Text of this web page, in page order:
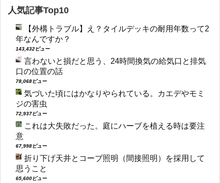
人気記事Top10
【外構トラブル】え？タイルデッキの耐用年数って2
年なんですか？
143,432ビュー
言わないと損だと思う、24時間換気の給気口と排気
口の位置の話
78,068ビュー
気づいた頃にはかなりやられている。カエデやモミ
ジの害虫
72,937ビュー
これは大失敗だった。庭にハーブを植える時は要注
意
67,998ビュー
折り下げ天井とコーブ照明（間接照明）を採用して
思うこと
65,600ビュー